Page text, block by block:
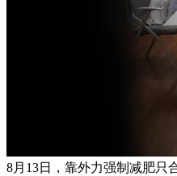
8月13日，靠外力强制减肥只